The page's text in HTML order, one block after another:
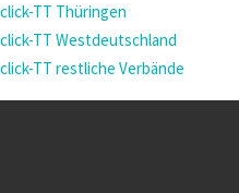
click-TT Thüringen
click-TT Westdeutschland
click-TT restliche Verbände